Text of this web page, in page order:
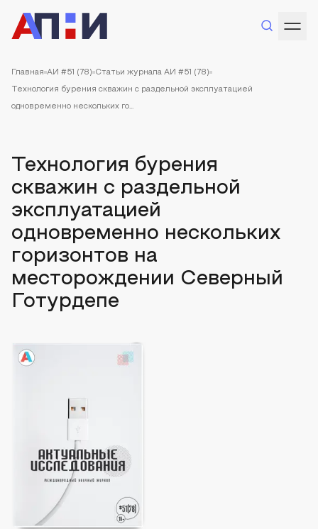
Главная АИ #51 (78) Статьи журнала АИ #51 (78)
Технология бурения скважин с раздельной эксплуатацией
одновременно нескольких го...
Технология бурения
скважин с раздельной
эксплуатацией
одновременно нескольких
горизонтов на
месторождении Северный
Готурдепе